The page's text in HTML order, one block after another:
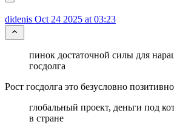
didenis Oct 24 2025 at 03:23
пинок достаточной силы для
госдолга
Рост госдолга это безусловно
глобальный проект, деньги под
в стране